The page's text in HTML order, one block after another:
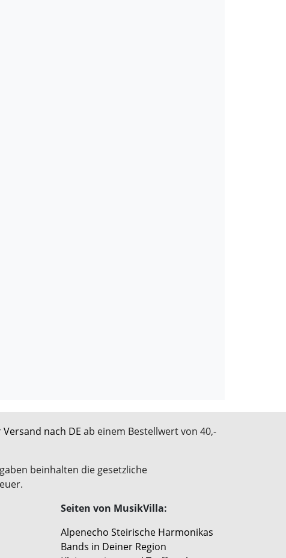
Versand nach DE ab einem Bestellwert von 40,-
beinhalten die gesetzliche
Seiten von MusikVilla:
Alpenecho Steirische Harmonikas
Bands in Deiner Region